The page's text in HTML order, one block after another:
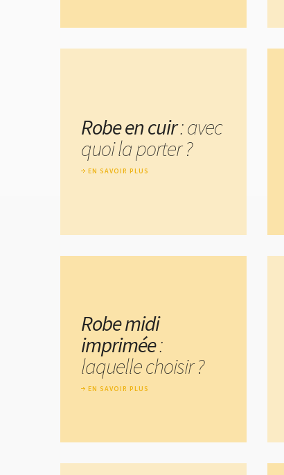
Robe en cuir: avec
quoi la porter ?
EN SAVOIR PLUS
Robe midi
imprimée:
laquelle choisir ?
EN SAVOIR PLUS